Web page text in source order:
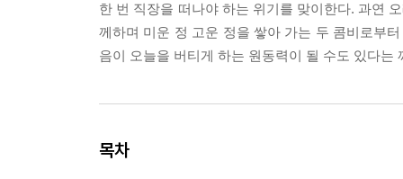
한 번 직장을 떠나야 하는 위기를 맞이한다. 과연
께하며 미운 정 고운 정을 쌓아 가는 두 콤비로부
음이 오늘을 버티게 하는 원동력이 될 수도 있다는
목차